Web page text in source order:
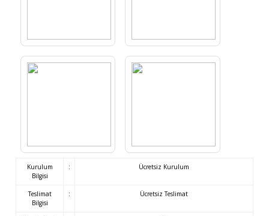
Kurulum
Bilgisi
: Ücretsiz Kurulum
Teslimat
Bilgisi
: Ücretsiz Teslimat